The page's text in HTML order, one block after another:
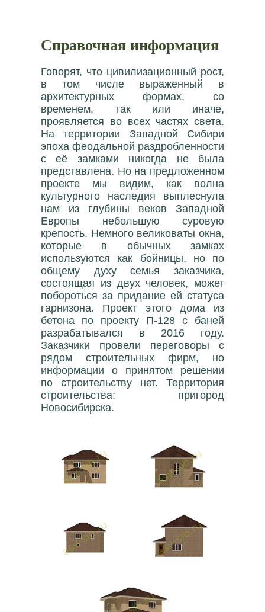
Справочная информация
Говорят, что цивилизационный рост,
в том числе выраженный в
архитектурных формах, со
временем, так или иначе,
проявляется во всех частях света.
На территории Западной Сибири
эпоха феодальной раздробленности
с её замками никогда не была
представлена. Но на предложенном
проекте мы видим, как волна
культурного наследия выплеснула
нам из глубины веков Западной
Европы небольшую суровую
крепость. Немного великоваты окна,
которые в обычных замках
используются как бойницы, но по
общему духу семья заказчика,
состоящая из двух человек, может
побороться за придание ей статуса
гарнизона. Проект этого дома из
бетона по проекту П-128 с баней
разрабатывался в 2016 году.
Заказчики провели переговоры с
рядом строительных фирм, но
информации о принятом решении
по строительству нет. Территория
строительства: пригород
Новосибирска.